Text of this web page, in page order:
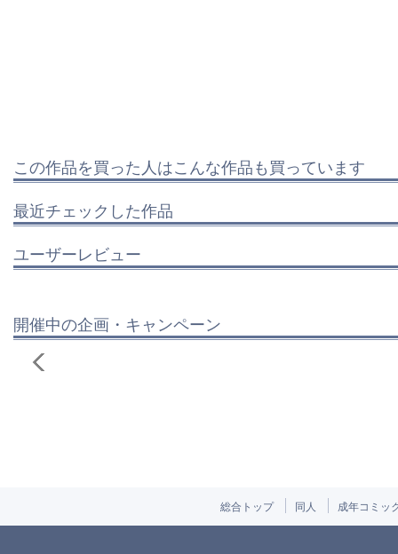
この作品を買った人はこんな作品も買っています
最近チェックした作品
ユーザーレビュー
開催中の企画・キャンペーン
総合トップ 同人 成年コミッ